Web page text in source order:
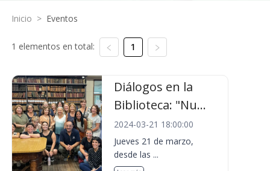
Inicio > Eventos
1 elementos en total: 1
Diálogos en la
Biblioteca: "Nu...
2024-03-21 18:00:00
Jueves 21 de marzo,
desde las ...